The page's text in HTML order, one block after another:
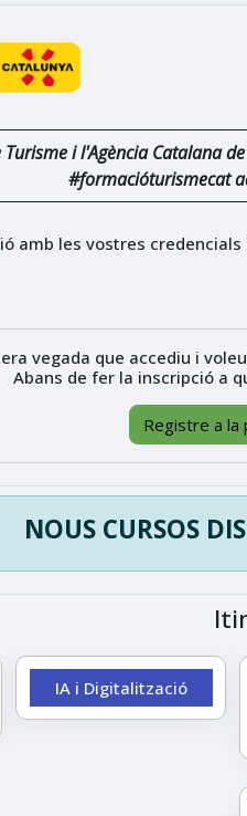
i l'Agència Catalana
#formacióturismecat
amb les vostres
vegada que accediu i
Abans de fer la inscripció a
Registre a la
NOUS CURSOS
IA i Digitalització